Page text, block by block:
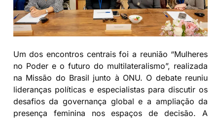
Um dos encontros centrais foi a reunião “Mulheres
no Poder e o futuro do multilateralismo”, realizada
na Missão do Brasil junto à ONU. O debate reuniu
lideranças políticas e especialistas para discutir os
desafios da governança global e a ampliação da
presença feminina nos espaços de decisão. A